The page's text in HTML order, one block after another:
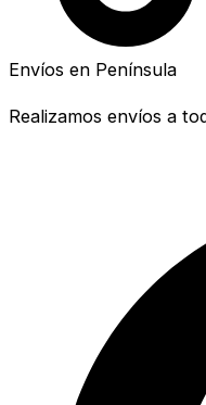
Envíos en Península
Realizamos envíos a